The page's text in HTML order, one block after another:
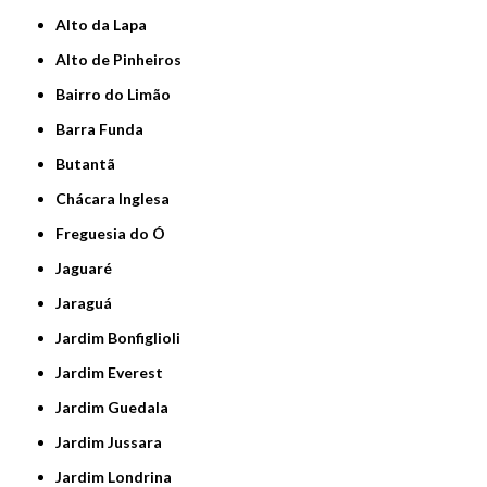
Alto da Lapa
Alto de Pinheiros
Bairro do Limão
Barra Funda
Butantã
Chácara Inglesa
Freguesia do Ó
Jaguaré
Jaraguá
Jardim Bonfiglioli
Jardim Everest
Jardim Guedala
Jardim Jussara
Jardim Londrina